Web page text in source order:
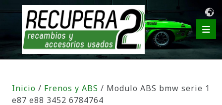
Inicio / Frenos y ABS / Modulo ABS bmw serie 1
e87 e88 3452 6784764